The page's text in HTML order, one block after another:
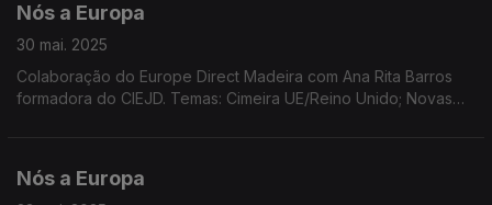
Nós a Europa
30 mai. 2025
Colaboração do Europe Direct Madeira com Ana Rita Barros
formadora do CIEJD. Temas: Cimeira UE/Reino Unido; Novas
Nós a Europa